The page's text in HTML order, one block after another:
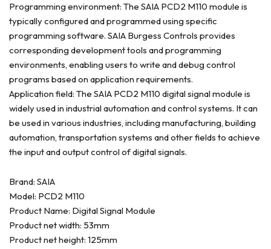
Programming environment: The SAIA PCD2 M110 module is
typically configured and programmed using specific
programming software. SAIA Burgess Controls provides
corresponding development tools and programming
environments, enabling users to write and debug control
programs based on application requirements.
Application field: The SAIA PCD2 M110 digital signal module is
widely used in industrial automation and control systems. It can
be used in various industries, including manufacturing, building
automation, transportation systems and other fields to achieve
the input and output control of digital signals.
Brand: SAIA
Model: PCD2 M110
Product Name: Digital Signal Module
Product net width: 53mm
Product net height: 125mm